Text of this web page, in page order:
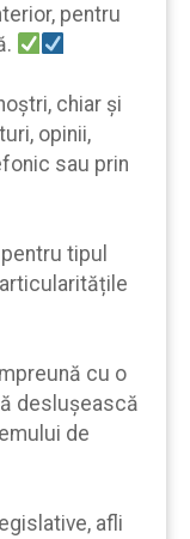
pentru
chiar şi
opinii,
sau prin
tipul
cu o
desluşească
de
afli